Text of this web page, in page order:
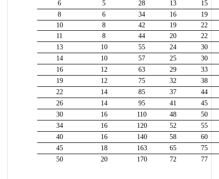
6
5 28 13
15
8
6 34 16
19
10
8 42 19
22
11
8 44 20
22
13
10 55 24
30
14
10 57 25
30
16
12 63 29
33
19
12 75 32
38
22
14 85 37
44
26
14 95 41
45
30
16 110 48
50
34
16 120 52
55
40
16 140 58
60
45
18 163 65
75
50
20 170 72 77